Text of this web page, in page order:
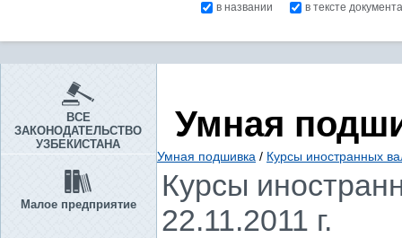
в названии в тексте документа
ВСЕ
ЗАКОНОДАТЕЛЬСТВО
УЗБЕКИСТАНА
Малое предприятие
Умная
Умная подшивка / Курсы иностранных
Курсы
22.11.2011 г.